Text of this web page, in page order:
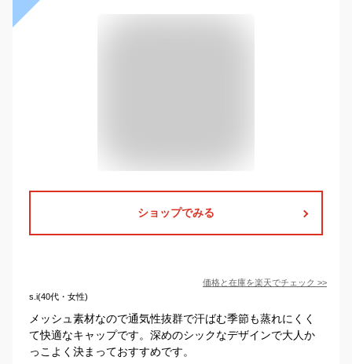
ショップでみる
価格と在庫を楽天でチェック >>
s.i(40代・女性)
メッシュ素材なので通気性抜群で汗ばむ季節も蒸れにくく
て快適なキャップです。深めのシックなデザインで大人か
っこよく決まっておすすめです。